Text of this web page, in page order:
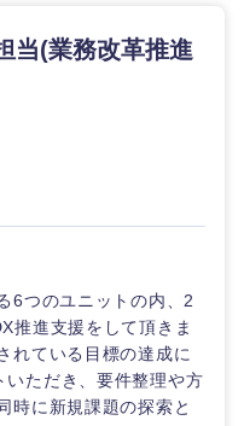
当(業務改革推進
6つのユニットの内、2
推進支援をして頂きま
れている目標の達成に
いただき、要件整理や方
時に新規課題の探索と